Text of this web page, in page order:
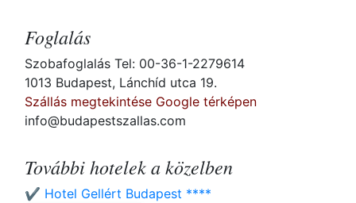
Foglalás
Szobafoglalás Tel: 00-36-1-2279614
1013 Budapest, Lánchíd utca 19.
Szállás megtekintése Google térképen
info@budapestszallas.com
További hotelek a közelben
✔️ Hotel Gellért Budapest ****